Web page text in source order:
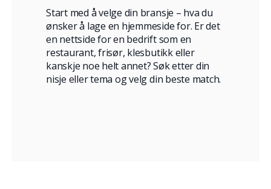
Start med å velge din bransje – hva du
ønsker å lage en hjemmeside for. Er det
en nettside for en bedrift som en
restaurant, frisør, klesbutikk eller
kanskje noe helt annet? Søk etter din
nisje eller tema og velg din beste match.